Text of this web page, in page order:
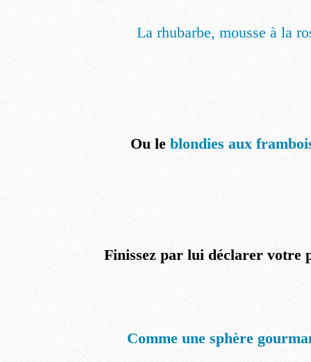
La rhubarbe, mousse à la
Ou le blondies aux
Finissez par lui déclarer votre
Comme une sphère